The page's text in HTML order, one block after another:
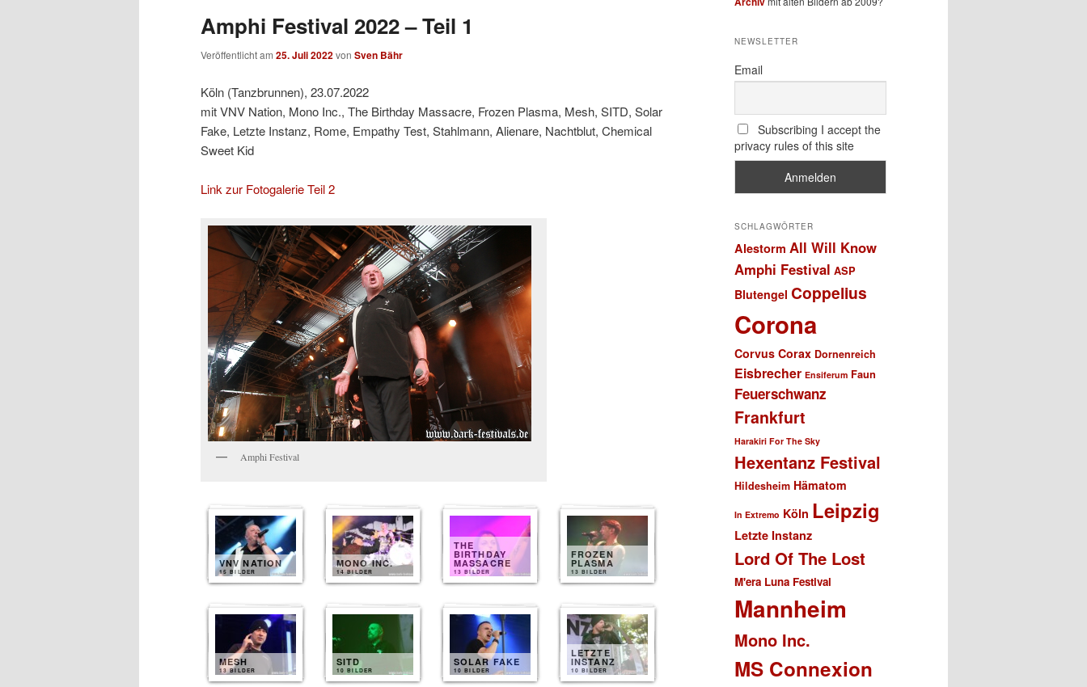
Amphi Festival 2022 – Teil 1
Veröffentlicht am 25. Juli 2022von Sven Bähr
Köln (Tanzbrunnen), 23.07.2022
mit VNV Nation, Mono Inc., The Birthday Massacre, Frozen Plasma, Mesh, SITD, Solar
Fake, Letzte Instanz, Rome, Empathy Test, Stahlmann, Alienare, Nachtblut, Chemical
Sweet Kid
Link zur Fotogalerie Teil 2
Amphi Festival
VNV NATION
15 BILDER
MONO INC.
14 BILDER
THE
BIRTHDAY
MASSACRE
13 BILDER
FROZEN
PLASMA
13 BILDER
MESH
13 BILDER
SITD
10 BILDER
SOLAR FAKE
10 BILDER
LETZTE
INSTANZ
10 BILDER
NEWSLETTER
Email
Subscribing I accept the
privacy rules of this site
SCHLAGWÖRTER
Alestorm All Will Know
Amphi Festival ASP
Blutengel Coppelius
Corona
Corvus Corax Dornenreich
Eisbrecher Ensiferum Faun
Feuerschwanz
Frankfurt
Harakiri For The Sky
Hexentanz Festival
Hildesheim Hämatom
In Extremo Köln Leipzig
Letzte Instanz
Lord Of The Lost
M'era Luna Festival
Mannheim
Mono Inc.
MS Connexion